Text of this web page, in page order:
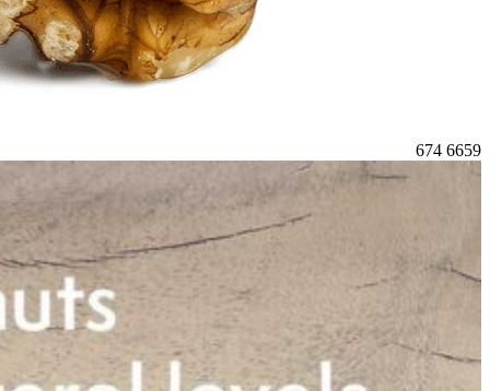
6659
674